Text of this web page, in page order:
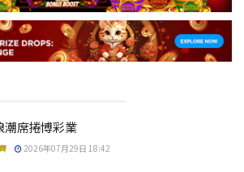
潮席捲博彩業
2026年07月29日 18:42